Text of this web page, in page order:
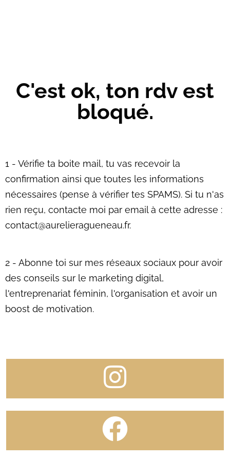
C'est ok, ton rdv est
bloqué.
1 - Vérifie ta boite mail, tu vas recevoir la
confirmation ainsi que toutes les informations
nécessaires (pense à vérifier tes SPAMS). Si tu n'as
rien reçu, contacte moi par email à cette adresse :
contact@aurelieragueneau.fr.
2 - Abonne toi sur mes réseaux sociaux pour avoir
des conseils sur le marketing digital,
l'entreprenariat féminin, l'organisation et avoir un
boost de motivation.